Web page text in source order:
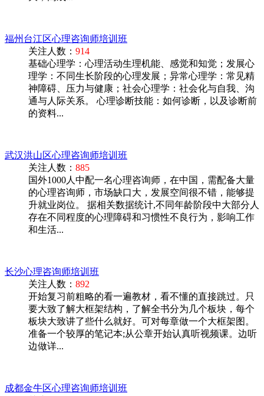
福州台江区心理咨询师培训班
关注人数： 914
基础心理学：心理活动生理机能、感觉和知觉；发展心
理学：不同生长阶段的心理发展；异常心理学：常见精
神障碍、压力与健康；社会心理学：社会化与自我、沟
通与人际关系。 心理诊断技能：如何诊断，以及诊断前
的资料...
武汉洪山区心理咨询师培训班
关注人数： 885
国外1000人中配一名心理咨询师，在中国，需配备大量
的心理咨询师，市场缺口大，发展空间很不错，能够提
升就业岗位。 据相关数据统计,不同年龄阶段中大部分人
存在不同程度的心理障碍和习惯性不良行为，影响工作
和生活...
长沙心理咨询师培训班
关注人数： 892
开始复习前粗略的看一遍教材，看不懂的直接跳过。只
要大致了解大框架结构，了解全书分为几个板块，每个
板块大致讲了些什么就好。可对每章做一个大框架图。
准备一个较厚的笔记本;从公章开始认真听视频课。边听
边做详...
成都金牛区心理咨询师培训班